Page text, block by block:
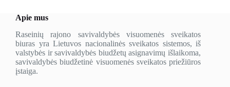
Apie mus
Raseinių rajono savivaldybės visuomenės sveikatos
biuras yra Lietuvos nacionalinės sveikatos sistemos, iš
valstybės ir savivaldybės biudžetų asignavimų išlaikoma,
savivaldybės biudžetinė visuomenės sveikatos priežiūros
įstaiga.